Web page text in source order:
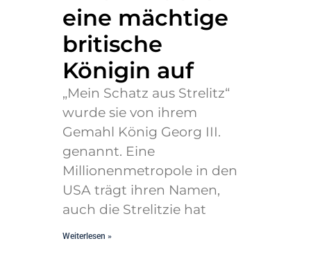
eine mächtige
britische
Königin auf
„Mein Schatz aus Strelitz“
wurde sie von ihrem
Gemahl König Georg III.
genannt. Eine
Millionenmetropole in den
USA trägt ihren Namen,
auch die Strelitzie hat
Weiterlesen »